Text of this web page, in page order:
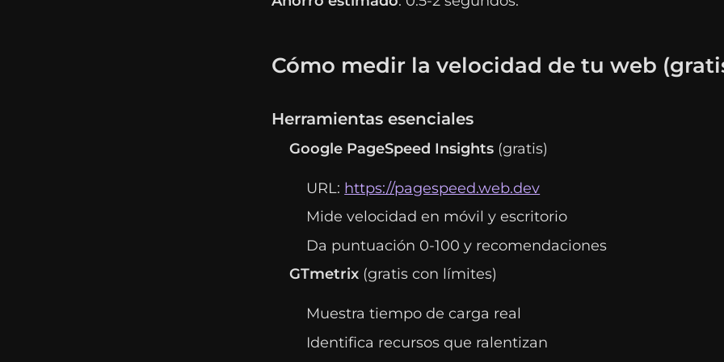
Cómo medir la velocidad de tu web
Herramientas esenciales
Google PageSpeed Insights(gratis)
URL: https://pagespeed.web.dev
Mide velocidad en móvil y escritorio
Da puntuación 0-100 y recomendaciones
GTmetrix(gratis con límites)
Muestra tiempo de carga real
Identifica recursos que ralentizan